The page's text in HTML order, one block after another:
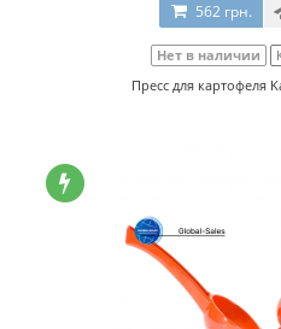
562 грн.
Нет в наличии
Пресс для картофеля